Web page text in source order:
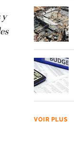
y
VOIR PLUS